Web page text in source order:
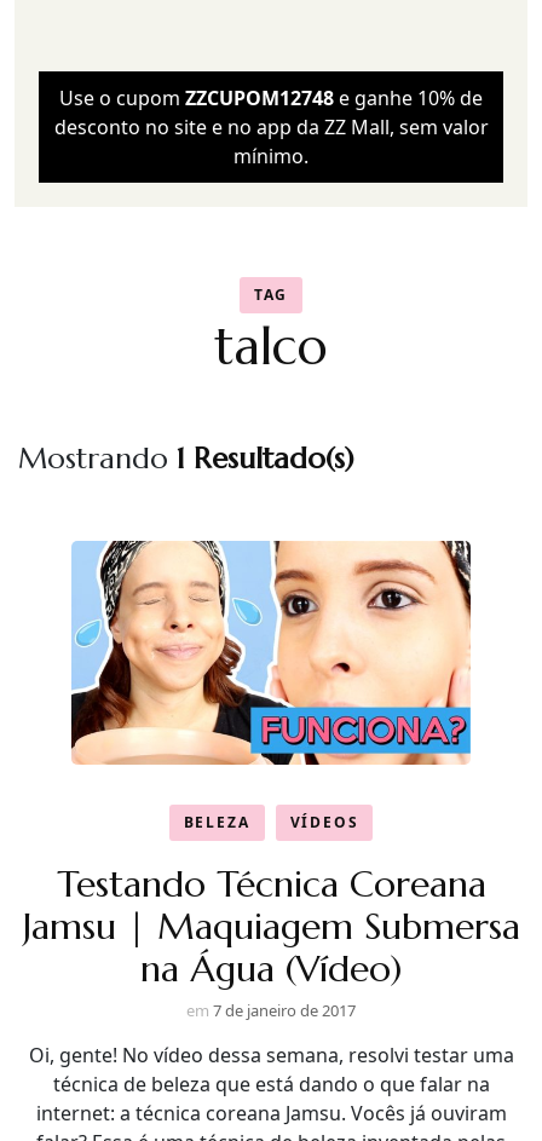
Use o cupom ZZCUPOM12748e ganhe 10% de
desconto no site e no app da ZZ Mall, sem valor
mínimo.
TAG
talco
Mostrando 1 Resultado(s)
BELEZA VÍDEOS
Testando Técnica Coreana
Jamsu | Maquiagem Submersa
na Água (Vídeo)
em 7 de janeiro de 2017
Oi, gente! No vídeo dessa semana, resolvi testar uma
técnica de beleza que está dando o que falar na
internet: a técnica coreana Jamsu. Vocês já ouviram